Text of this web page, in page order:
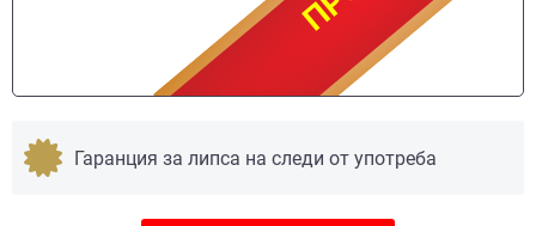
Гаранция за липса на следи от употреба